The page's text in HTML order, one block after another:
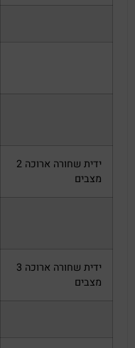
ידית שחורה ארוכה 2
מצבים
ידית שחורה ארוכה 3
מצבים